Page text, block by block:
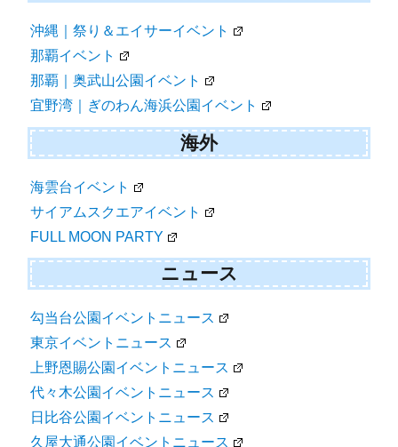
沖縄｜祭り＆エイサーイベント
那覇イベント
那覇｜奥武山公園イベント
宜野湾｜ぎのわん海浜公園イベント
海外
海雲台イベント
サイアムスクエアイベント
FULL MOON PARTY
ニュース
勾当台公園イベントニュース
東京イベントニュース
上野恩賜公園イベントニュース
代々木公園イベントニュース
日比谷公園イベントニュース
久屋大通公園イベントニュース